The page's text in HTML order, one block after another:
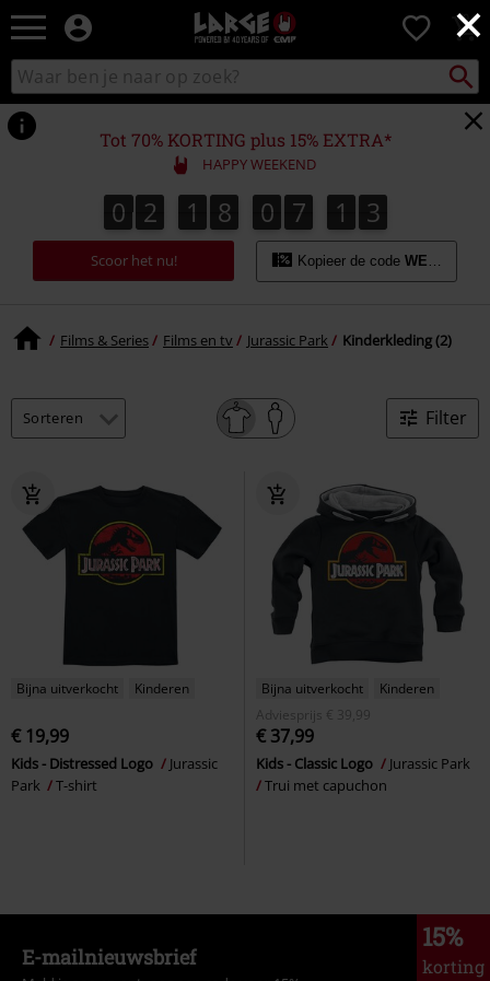
×
Large
–
Muziek-,
en
gaming-
merch
+
alternatieve
kleding
0
Zoek
in
catalogus
zoeken
Tot 70% KORTING plus 15% EXTRA*
HAPPY WEEKEND
0
0 2
2 1
1 8
8 0
0 7
7 1
1 2
3
2
4
3
Scoor het nu! Kopieer de code WEEKEND
Films & Series Films en tv Jurassic Park Kinderkleding (2)
Filter
Bijna uitverkocht Kinderen
€ 19,99
Kids - Distressed Logo
Jurassic
Park
T-shirt
Bijna uitverkocht
Kinderen
Adviesprijs
€ 39,99
€ 37,99
Kids - Classic Logo
Jurassic Park
Trui met capuchon
15%
korting
E-mailnieuwsbrief